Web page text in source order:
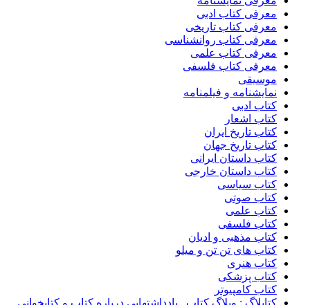
معرفی کتاب ادبی
معرفی کتاب تاریخی
معرفی کتاب روانشناسی
معرفی کتاب علمی
معرفی کتاب فلسفی
موسیقی
نمایشنامه و فیلمنامه
کتاب ادبی
کتاب اشعار
کتاب تاریخ ایران
کتاب تاریخ جهان
کتاب داستان ایرانی
کتاب داستان خارجی
کتاب سیاسی
کتاب صوتی
کتاب علمی
کتاب فلسفی
کتاب مذهبی و ادیان
کتاب های تن تن و میلو
کتاب هنری
کتاب پزشکی
کتاب کامپیوتر
کتابلاگ : وبلاگ کتاب , یادداشتهایی درباره کتاب و کتابخوانی